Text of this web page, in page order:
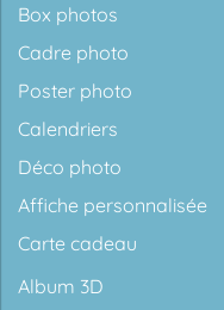
Box photos
Cadre photo
Poster photo
Calendriers
Déco photo
Affiche personnalisée
Carte cadeau
Album 3D